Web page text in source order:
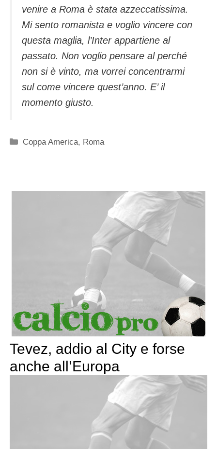
venire a Roma è stata azzeccatissima.
Mi sento romanista e voglio vincere con
questa maglia, l’Inter appartiene al
passato. Non voglio pensare al perché
non si è vinto, ma vorrei concentrarmi
sul come vincere quest’anno. E’ il
momento giusto.
Categorie
Coppa America, Roma
Tevez, addio al City e forse
anche all’Europa